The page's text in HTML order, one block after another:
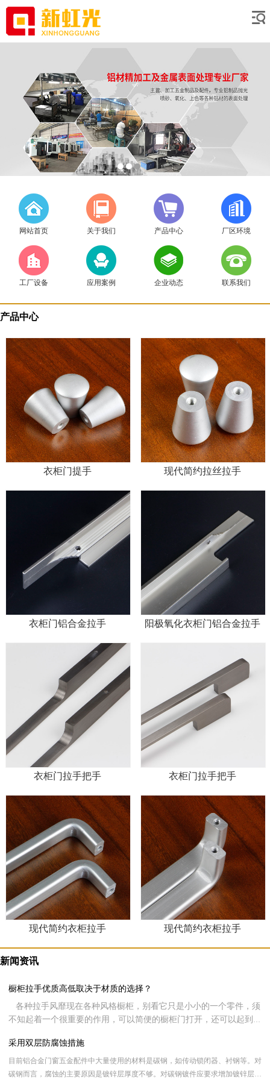
网站首页 关于我们 产品中心 厂区环境
工厂设备 应用案例 企业动态 联系我们
产品中心
衣柜门提手 现代简约拉丝拉手
衣柜门铝合金拉手 阳极氧化衣柜门铝合金拉手
衣柜门拉手把手 衣柜门拉手把手
现代简约衣柜拉手 现代简约衣柜拉手
新闻资讯
橱柜拉手优质高低取决于材质的选择？
各种拉手风靡现在各种风格橱柜，别看它只是小小的一个零件，须
不知起着一个很重要的作用，可以简便的橱柜门打开，还可以起到装
质，同样现在很多用户可能都不知道该如何挑选，其实呢，橱柜拉手
好不好全看材质的选择，下面就让新虹光来跟大家分享一下橱柜拉手
材质的选择。
采用双层防腐蚀措施
目前铝合金门窗五金配件中大量使用的材料是碳钢，如传动锁闭器、衬钢等。对
碳钢而言，腐蚀的主要原因是镀锌层厚度不够。对碳钢镀件应要求增加镀锌层厚